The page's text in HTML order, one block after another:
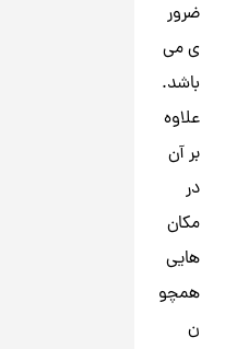
ضرور
ی می
باشد.
علاوه
بر آن
در
مکان
هایی
همچو
ن